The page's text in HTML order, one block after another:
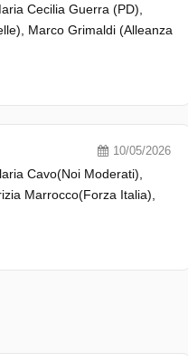
Cecilia Guerra (PD),
Marco Grimaldi (Alleanza
10/05/2026
Cavo(Noi Moderati),
Marrocco(Forza Italia),